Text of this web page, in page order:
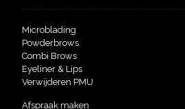
Microblading
Powderbrows
Combi Brows
Eyeliner & Lips
Verwijderen PMU
Afspraak maken